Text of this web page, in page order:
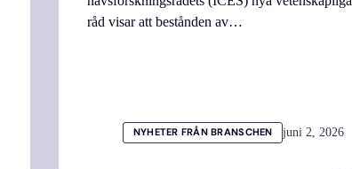
råd visar att bestånden av…
NYHETER FRÅN BRANSCHEN juni 2, 2026